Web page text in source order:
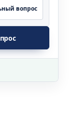
вопрос